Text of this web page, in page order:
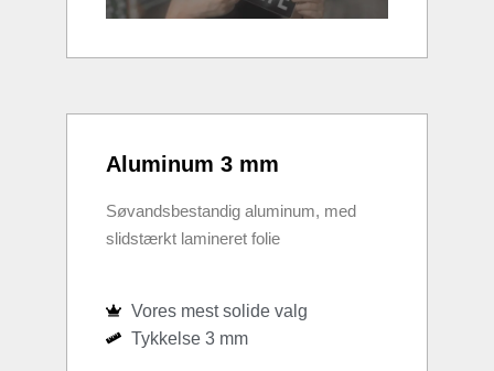
Aluminum 3 mm
Søvandsbestandig aluminum, med
slidstærkt lamineret folie
Vores mest solide valg
Tykkelse 3 mm